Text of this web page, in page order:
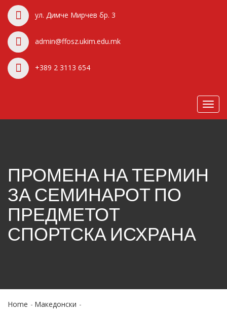
ул. Димче Мирчев бр. 3
admin@ffosz.ukim.edu.mk
+389 2 3113 654
ПРОМЕНА НА ТЕРМИН
ЗА СЕМИНАРОТ ПО
ПРЕДМЕТОТ
СПОРТСКА ИСХРАНА
Home
Македонски